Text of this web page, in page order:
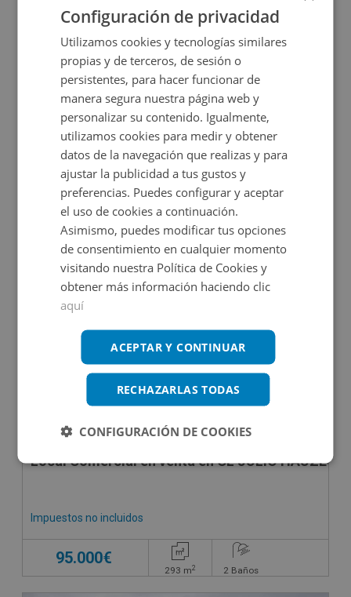
CONDICIONES ESPECIALES
Local Comercial en venta en CALLE TOMÁS
Impuestos no incluidos
115.000€
226 m2
SUJETO A IVA
Local Comercial en venta en CL JULIO HAUZEUR,
Impuestos no incluidos
95.000€
293 m2 2 Baños
Configuración de privacidad
Utilizamos cookies y tecnologías similares
propias y de terceros, de sesión o
persistentes, para hacer funcionar de
manera segura nuestra página web y
personalizar su contenido. Igualmente,
utilizamos cookies para medir y obtener
datos de la navegación que realizas y para
ajustar la publicidad a tus gustos y
preferencias. Puedes configurar y aceptar
el uso de cookies a continuación.
Asimismo, puedes modificar tus opciones
de consentimiento en cualquier momento
visitando nuestra Política de Cookies y
obtener más información haciendo clic
aquí
ACEPTAR Y CONTINUAR
RECHAZARLAS TODAS
CONFIGURACIÓN DE COOKIES